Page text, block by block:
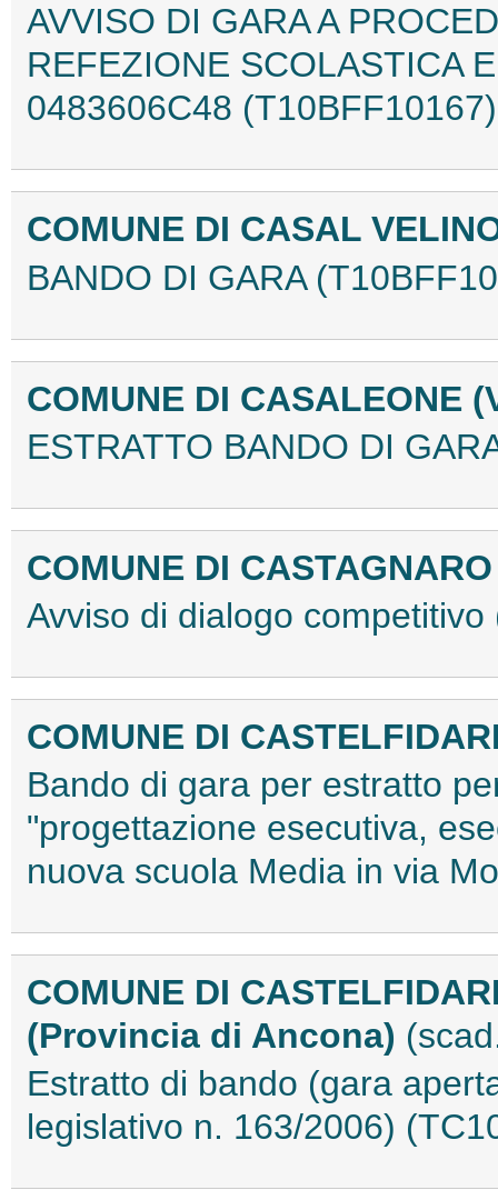
AVVISO DI GARA A
REFEZIONE SCOLASTICA
0483606C48 (T10BFF10167)
COMUNE DI CASAL
BANDO DI GARA
COMUNE DI CASALEONE
ESTRATTO BANDO DI
COMUNE DI
Avviso di dialogo
COMUNE DI
Bando di gara per estratto
"progettazione esecutiva,
nuova scuola Media in via
COMUNE DI
(Provincia di Ancona)
Estratto di bando (gara
legislativo n. 163/2006)